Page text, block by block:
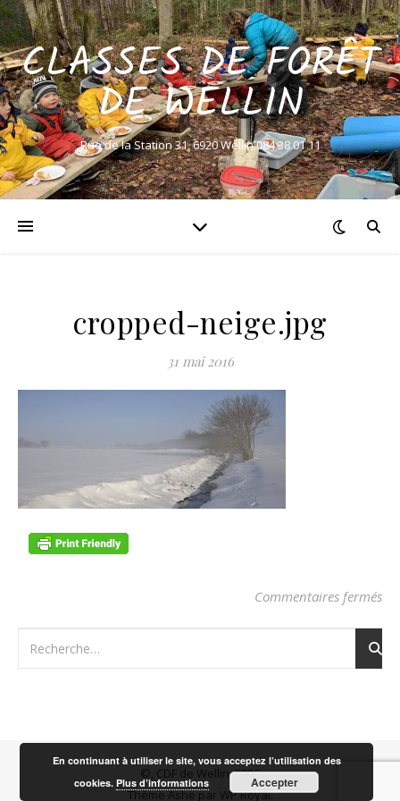
CLASSES DE FORÊT
DE WELLIN
Rue de la Station 31, 6920 Wellin 084 38 01 11
cropped-neige.jpg
31 mai 2016
Commentaires fermés
©, CDF de Wellin, 2026
Thème Ashe par WP Royal.
En continuant à utiliser le site, vous acceptez l’utilisation des
cookies.Plus d’informations Accepter